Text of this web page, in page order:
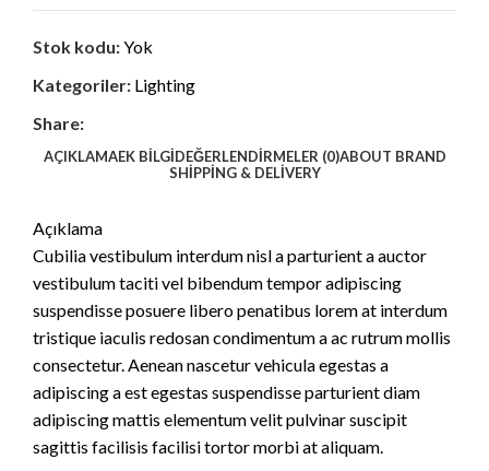
Stok kodu:Yok
Kategoriler: Lighting
Share:
AÇIKLAMAEK BILGIDEĞERLENDIRMELER (0)ABOUT BRAND
SHIPPING & DELIVERY
Açıklama
Cubilia vestibulum interdum nisl a parturient a auctor
vestibulum taciti vel bibendum tempor adipiscing
suspendisse posuere libero penatibus lorem at interdum
tristique iaculis redosan condimentum a ac rutrum mollis
consectetur. Aenean nascetur vehicula egestas a
adipiscing a est egestas suspendisse parturient diam
adipiscing mattis elementum velit pulvinar suscipit
sagittis facilisis facilisi tortor morbi at aliquam.